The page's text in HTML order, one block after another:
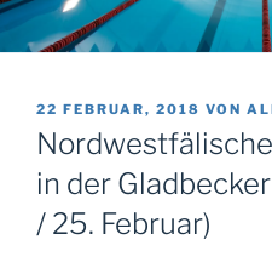
VERÖFFENTLICHT
AM
22 FEBRUAR, 2018 VON
in der
/ 25. Februar)